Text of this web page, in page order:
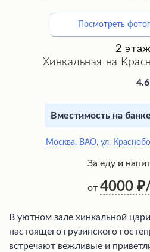
Подберите мне зал
Посмотреть
2 этаж
Хинкальная на
4.6
Вместимость на
Москва, ВАО, ул.
За еду и
от 4000
В уютном зале хинкальной
настоящего грузинского
встречают вежливые и